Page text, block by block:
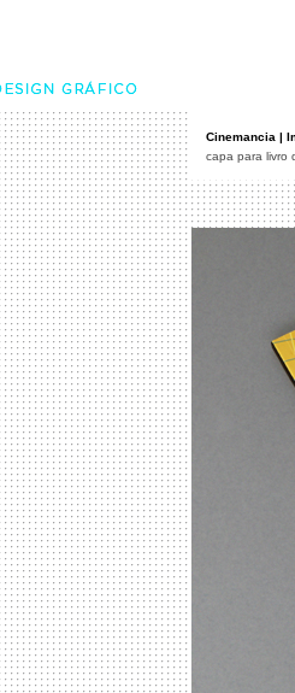
Cinemancia |
capa para livro